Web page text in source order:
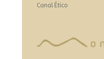
Canal Ético